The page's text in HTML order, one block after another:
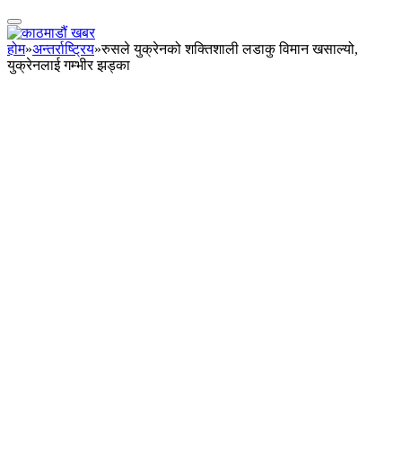
होम»अन्तर्राष्ट्रिय»रुसले युक्रेनको शक्तिशाली लडाकु विमान खसाल्यो,
युक्रेनलाई गम्भीर झड्का